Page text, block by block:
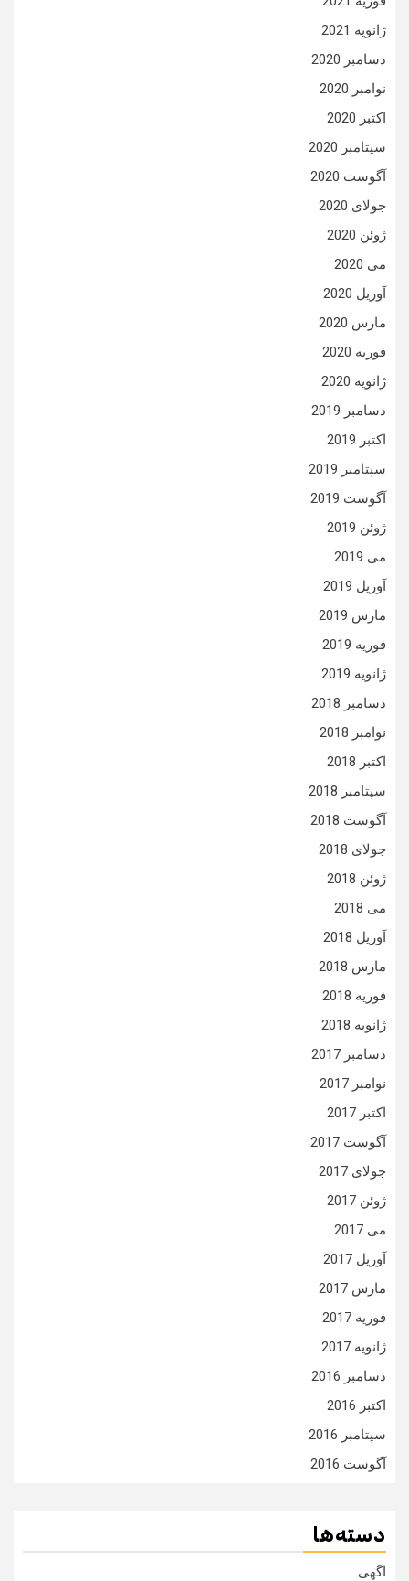
ژانویه 2021
دسامبر 2020
نوامبر 2020
اکتبر 2020
سپتامبر 2020
آگوست 2020
جولای 2020
ژوئن 2020
می 2020
آوریل 2020
مارس 2020
فوریه 2020
ژانویه 2020
دسامبر 2019
اکتبر 2019
سپتامبر 2019
آگوست 2019
ژوئن 2019
می 2019
آوریل 2019
مارس 2019
فوریه 2019
ژانویه 2019
دسامبر 2018
نوامبر 2018
اکتبر 2018
سپتامبر 2018
آگوست 2018
جولای 2018
ژوئن 2018
می 2018
آوریل 2018
مارس 2018
فوریه 2018
ژانویه 2018
دسامبر 2017
نوامبر 2017
اکتبر 2017
آگوست 2017
جولای 2017
ژوئن 2017
می 2017
آوریل 2017
مارس 2017
فوریه 2017
ژانویه 2017
دسامبر 2016
اکتبر 2016
سپتامبر 2016
آگوست 2016
دسته‌ها
اگهی